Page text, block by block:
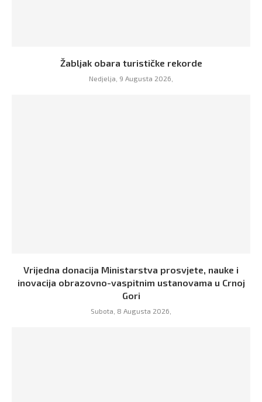
Žabljak obara turističke rekorde
Nedjelja, 9 Augusta 2026,
Vrijedna donacija Ministarstva prosvjete, nauke i
inovacija obrazovno-vaspitnim ustanovama u Crnoj
Gori
Subota, 8 Augusta 2026,